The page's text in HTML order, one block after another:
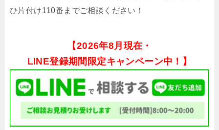
ひ片付け110番までご相談ください！
【2026年8月現在・
LINE登録期間限定キャンペーン中！】